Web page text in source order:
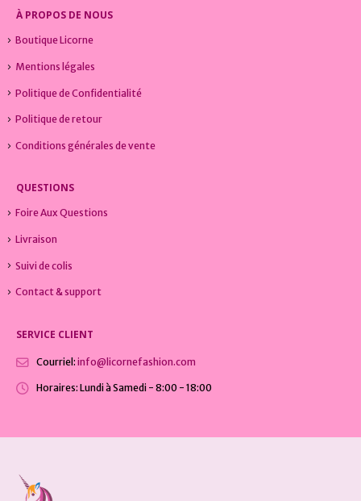
À PROPOS DE NOUS
Boutique Licorne
Mentions légales
Politique de Confidentialité
Politique de retour
Conditions générales de vente
QUESTIONS
Foire Aux Questions
Livraison
Suivi de colis
Contact & support
SERVICE CLIENT
Courriel: info@licornefashion.com
Horaires: Lundi à Samedi - 8:00 - 18:00